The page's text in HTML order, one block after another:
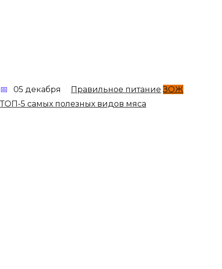
05 декабря Правильное питание ЗОЖ
ТОП-5 самых полезных видов мяса